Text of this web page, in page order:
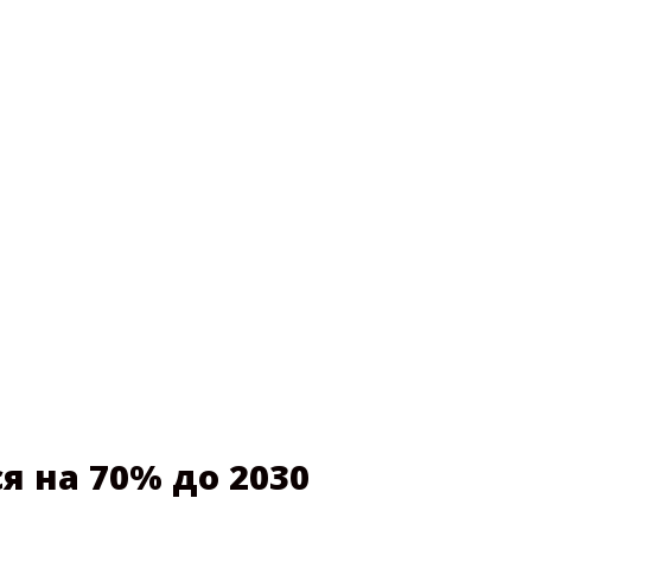
на 70% до 2030